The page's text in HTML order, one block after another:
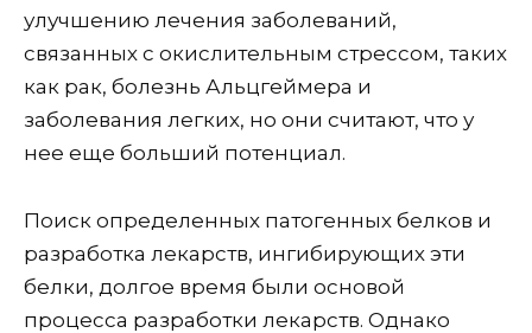
улучшению лечения заболеваний,
связанных с окислительным стрессом, таких
как рак, болезнь Альцгеймера и
заболевания легких, но они считают, что у
нее еще больший потенциал.
Поиск определенных патогенных белков и
разработка лекарств, ингибирующих эти
белки, долгое время были основой
процесса разработки лекарств. Однако